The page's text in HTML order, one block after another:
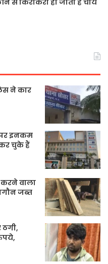
से किरकिरा हो जाता है चाय
ने कार
पर इनकम
कर चुके हैं
करने वाला
जब्त
ठगी,